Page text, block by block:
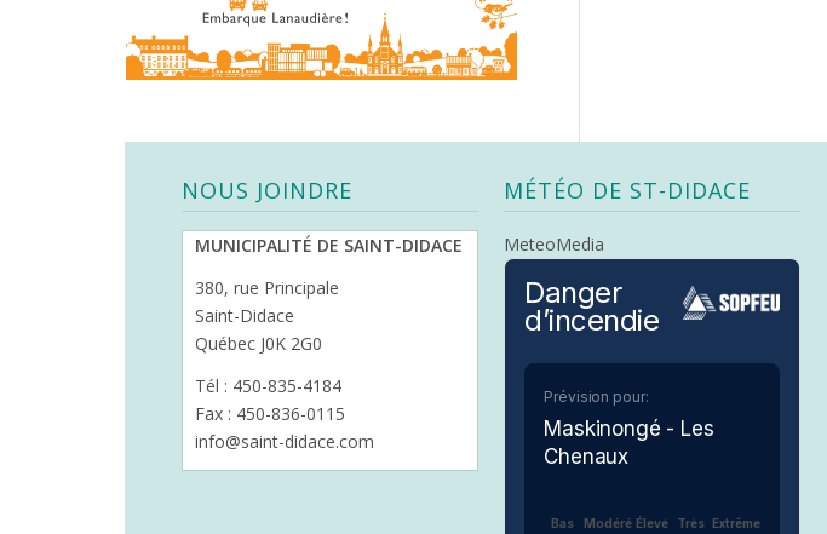
NOUS JOINDRE
MUNICIPALITÉ DE SAINT-DIDACE
380, rue Principale
Saint-Didace
Québec J0K 2G0
Tél : 450-835-4184
Fax : 450-836-0115
info@saint-didace.com
MÉTÉO DE ST-DIDACE
MeteoMedia
Danger
d’incendie
Prévision pour:
Maskinongé - Les
Chenaux
Bas Modéré Élevé Très Extrême